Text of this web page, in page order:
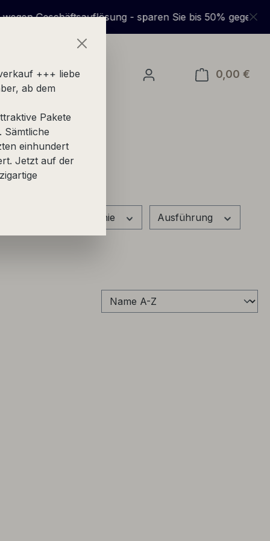
Sie bis 50% gegenüber UVP + + +
0,00 €
Linie Ausführung
+++ liebe
ab dem
Pakete
Sämtliche
einhundert
Jetzt auf der